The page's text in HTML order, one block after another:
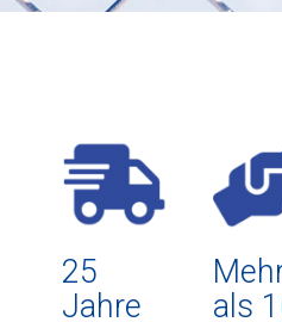
25
Jahre
als